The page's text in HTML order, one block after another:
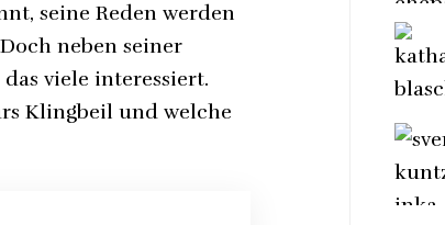
seine Reden werden
neben seiner
viele interessiert.
Klingbeil und welche